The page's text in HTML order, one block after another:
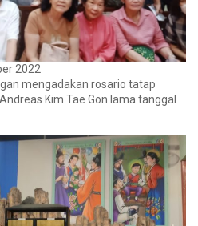
2022
mengadakan rosario tatap
Kim Tae Gon lama tanggal